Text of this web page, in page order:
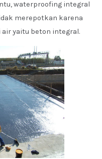
waterproofing integral
merepotkan karena
yaitu beton integral.